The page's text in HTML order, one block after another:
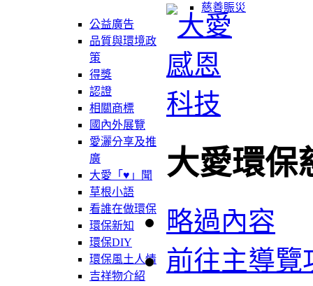
慈善賑災
公益廣告
品質與環境政
策
得獎
認證
相關商標
國內外展覽
愛灑分享及推
廣
大愛「♥」聞
草根小語
看誰在做環保
環保新知
環保DIY
環保風土人情
吉祥物介紹
大愛環保
略過內容
前往主導覽